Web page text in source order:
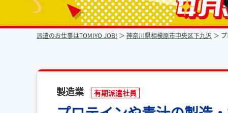
派遣なら毎月時給が上がるトミヨジョブ
派遣のお仕事はTOMIYO JOB! 神奈川県相模原市中央区下九沢
製造業 有期派遣社員